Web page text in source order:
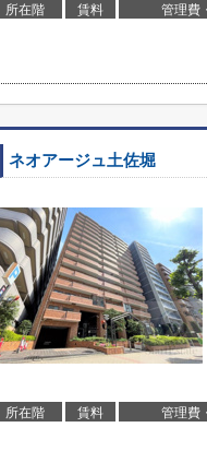
所在階 賃料 管理費
ネオアージュ土佐堀
所在階 賃料 管理費